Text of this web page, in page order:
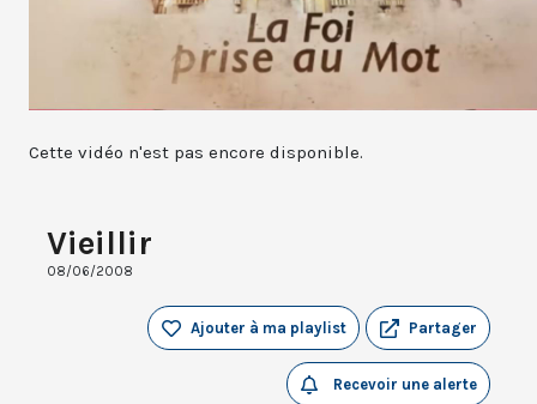
Cette vidéo n'est pas encore disponible.
Vieillir
08/06/2008
Partager
Ajouter à ma playlist
Recevoir une alerte